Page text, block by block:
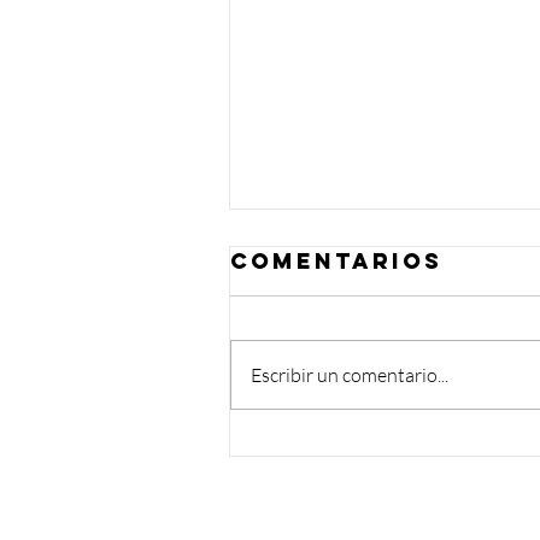
¿Se puede ser
Comentarios
Escribir un comentario...